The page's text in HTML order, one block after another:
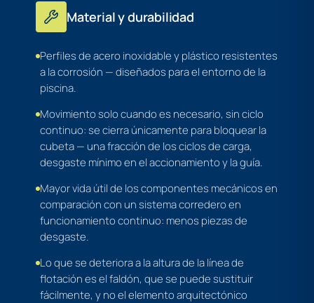
Material y durabilidad
Perfiles de acero inoxidable y plástico resistentes
a la corrosión — diseñados para el entorno de la
piscina.
Movimiento solo cuando es necesario, sin ciclo
continuo: se cierra únicamente para bloquear la
cubeta — una fracción de los ciclos de carga,
desgaste mínimo en el accionamiento y la guía.
Mayor vida útil de los componentes mecánicos en
comparación con un sistema corredero en
funcionamiento continuo: menos piezas de
desgaste.
Lo que se deteriora a la altura de la línea de
flotación es el faldón, que se puede sustituir
fácilmente, y no el elemento arquitectónico